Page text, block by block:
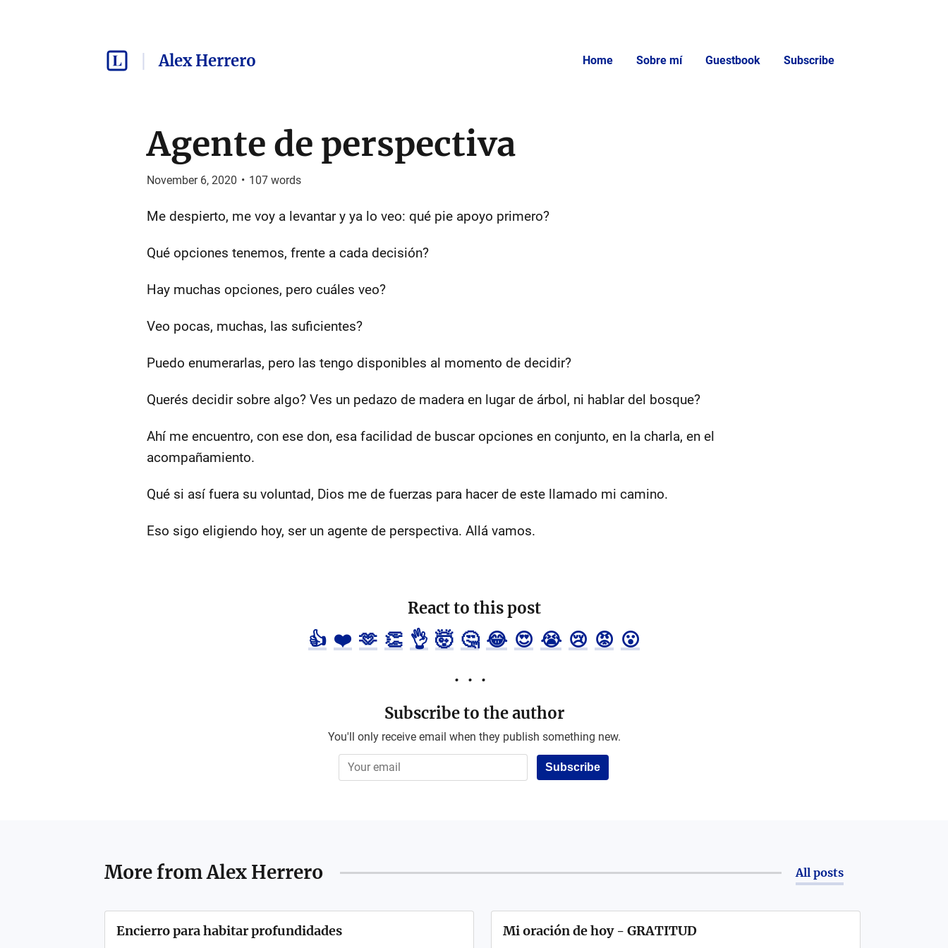
Alex Herrero Home Sobre mí Guestbook Subscribe
Agente de perspectiva
November 6, 2020 • 107words
Me despierto, me voy a levantar y ya lo veo: qué pie apoyo primero?
Qué opciones tenemos, frente a cada decisión?
Hay muchas opciones, pero cuáles veo?
Veo pocas, muchas, las suficientes?
Puedo enumerarlas, pero las tengo disponibles al momento de decidir?
Querés decidir sobre algo? Ves un pedazo de madera en lugar de árbol, ni hablar del bosque?
Ahí me encuentro, con ese don, esa facilidad de buscar opciones en conjunto, en la charla, en el
acompañamiento.
Qué si así fuera su voluntad, Dios me de fuerzas para hacer de este llamado mi camino.
Eso sigo eligiendo hoy, ser un agente de perspectiva. Allá vamos.
React to this post
👍 ❤️ 🫶 👏 👌 🤯 🤔 😂 😍 😭 😢 😡 😮
Subscribe to the author
You'll only receive email when they publish something new.
Subscribe
More fromAlex Herrero All posts
Encierro para habitar profundidades Mi oración de hoy - GRATITUD